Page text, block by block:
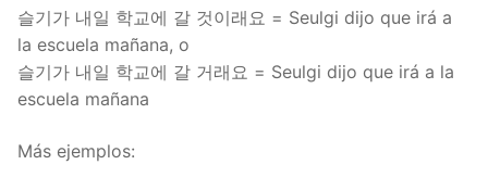
슬기가 내일 학교에 갈 것이래요 = Seulgi dijo que irá a
la escuela mañana, o
슬기가 내일 학교에 갈 거래요 = Seulgi dijo que irá a la
escuela mañana
Más ejemplos: